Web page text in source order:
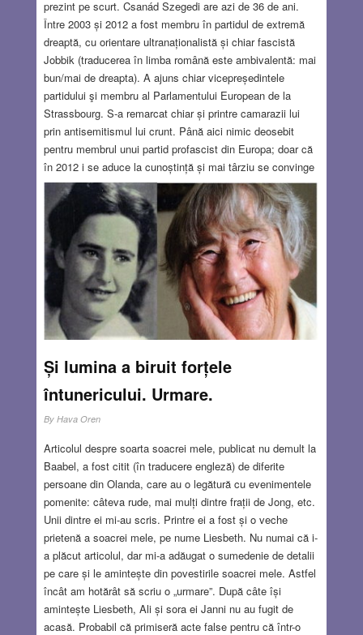
prezint pe scurt. Csanád Szegedi are azi de 36 de ani.
Între 2003 și 2012 a fost membru în partidul de extremă
dreaptă, cu orientare ultranaționalistă și chiar fascistă
Jobbik (traducerea în limba română este ambivalentă: mai
bun/mai de dreapta). A ajuns chiar vicepreședintele
partidului şi membru al Parlamentului European de la
Strassbourg. S-a remarcat chiar și printre camarazii lui
prin antisemitismul lui crunt. Până aici nimic deosebit
pentru membrul unui partid profascist din Europa; doar că
în 2012 i se aduce la cunoștință și mai târziu se convinge
personal că a avut „nenorocul” să aibă bunici și mamă
evreică. Mai mult decât atât, bunica a fost
supraviețuitoare a lagărului de la Auschwitz și avea
numărul tatuat pe braț. Revelația a avut-o doar la vârsta
de 30 de ani!!
Read more…
JAN 17, 2019 6 COMMENTS
Și lumina a biruit forțele
întunericului. Urmare.
By Hava Oren
Articolul despre soarta soacrei mele, publicat nu demult la
Baabel, a fost citit (în traducere engleză) de diferite
persoane din Olanda, care au o legătură cu evenimentele
pomenite: câteva rude, mai mulți dintre frații de Jong, etc.
Unii dintre ei mi-au scris. Printre ei a fost și o veche
prietenă a soacrei mele, pe nume Liesbeth. Nu numai că i-
a plăcut articolul, dar mi-a adăugat o sumedenie de detalii
pe care și le amintește din povestirile soacrei mele. Astfel
încât am hotărât să scriu o „urmare”. După câte își
amintește Liesbeth, Ali și sora ei Janni nu au fugit de
acasă. Probabil că primiseră acte false pentru că într-o